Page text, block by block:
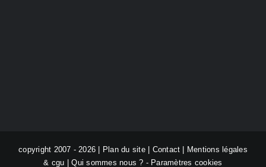
copyright 2007 - 2026 | Plan du site| Contact
Mentions légales
& cgu |Qui sommes nous ? - Paramètres cookies